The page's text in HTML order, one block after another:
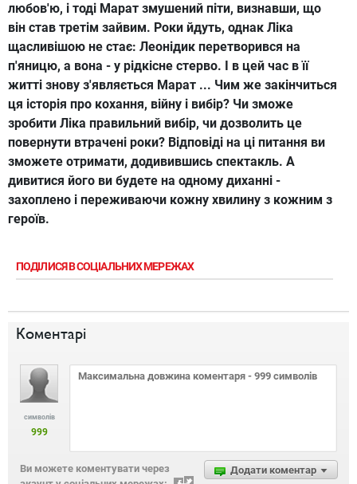
любов'ю, і тоді Марат змушений піти, визнавши, що
він став третім зайвим. Роки йдуть, однак Ліка
щасливішою не стає: Леонідик перетворився на
п'яницю, а вона - у рідкісне стерво. І в цей час в її
житті знову з'являється Марат ... Чим же закінчиться
ця історія про кохання, війну і вибір? Чи зможе
зробити Ліка правильний вибір, чи дозволить це
повернути втрачені роки? Відповіді на ці питання ви
зможете отримати, додивившись спектакль. А
дивитися його ви будете на одному диханні -
захоплено і переживаючи кожну хвилину з кожним з
героїв.
ПОДІЛИСЯ В СОЦІАЛЬНИХ МЕРЕЖАХ
Коментарі
символів
999
Додати коментар
Ви можете коментувати через